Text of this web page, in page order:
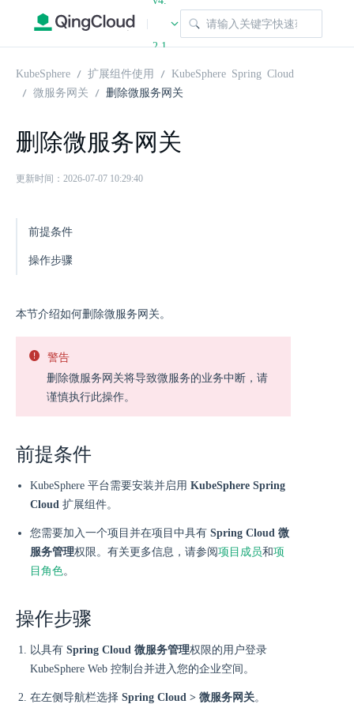
|
2.1
KubeSphere 扩展组件使用
KubeSphere Spring Cloud
微服务网关
删除微服务网关
删除微服务网关
更新时间：2026-07-07 10:29:40
前提条件
操作步骤
本节介绍如何删除微服务网关。
警告
删除微服务网关将导致微服务的业务中断，请
谨慎执行此操作。
前提条件
KubeSphere 平台需要安装并启用 KubeSphere Spring
Cloud 扩展组件。
您需要加入一个项目并在项目中具有 Spring Cloud 微
服务管理权限。有关更多信息，请参阅项目成员和项
目角色。
操作步骤
以具有 Spring Cloud 微服务管理权限的用户登录
KubeSphere Web 控制台并进入您的企业空间。
在左侧导航栏选择 Spring Cloud > 微服务网关。